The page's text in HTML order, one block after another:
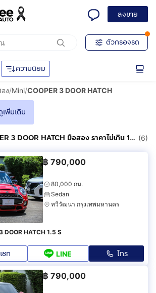
ลงขาย
ตัวกรองรถ
ความนิยม
ง/Mini/COOPER 3 DOOR HATCH
เพิ่มเติม
รถยนต์ Mini COOPER 3 DOOR HATCH มือสอง ราคาไม่เกิน 1,000,000฿ (6)
฿ 790,000
80,000 กม.
Sedan
ทวีวัฒนา กรุงเทพมหานคร
DOOR HATCH 1.5 S
ชท LINE โทร
฿ 790,000